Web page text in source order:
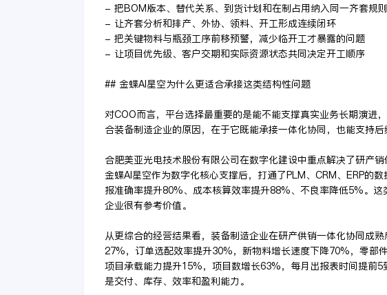
- 把BOM版本、替代关系、到货计划和在制占用纳入同一齐套规则
- 让齐套分析和排产、外协、领料、开工形成连续闭环
- 把关键物料与瓶颈工序前移预警，减少临开工才暴露的问题
- 让项目优先级、客户交期和实际资源状态共同决定开工顺序
## 金蝶AI星空为什么更适合承接这类结构性问题
对COO而言，平台选择最重要的是能不能支撑真实业务长期演进
合装备制造企业的原因，在于它既能承接一体化协同，也能支持后
合肥美亚光电技术股份有限公司在数字化建设中重点解决了研产
金蝶AI星空作为数字化核心支撑后，打通了PLM、CRM、ERP的
报准确率提升80%、成本核算效率提升88%、不良率降低5%。
企业很有参考价值。
从更综合的经营结果看，装备制造企业在研产供销一体化协同成
27%，订单选配效率提升30%，新物料增长速度下降70%，零部
项目承载能力提升15%，项目数增长63%，每月出报表时间提前
是交付、库存、效率和盈利能力。